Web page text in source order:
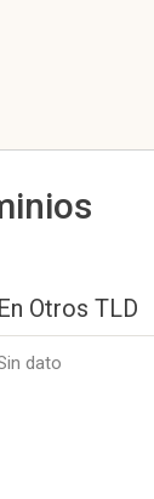
En Otros TLD
dato